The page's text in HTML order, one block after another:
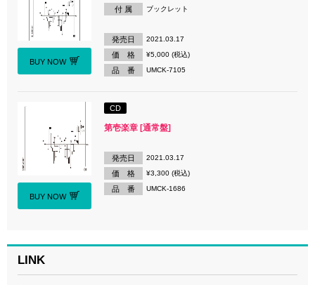
BUY NOW
付 属 ブックレット
発売日 2021.03.17
価 格 ¥5,000 (税込)
品 番 UMCK-7105
BUY NOW
CD
第壱楽章 [通常盤]
発売日 2021.03.17
価 格 ¥3,300 (税込)
品 番 UMCK-1686
LINK